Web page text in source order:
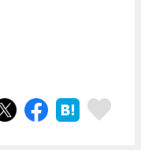
ツイートシェア はてブ